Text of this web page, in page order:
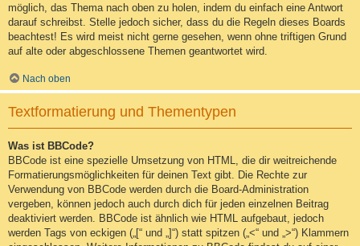
möglich, das Thema nach oben zu holen, indem du einfach eine Antwort
darauf schreibst. Stelle jedoch sicher, dass du die Regeln dieses Boards
beachtest! Es wird meist nicht gerne gesehen, wenn ohne triftigen Grund
auf alte oder abgeschlossene Themen geantwortet wird.
Nach oben
Textformatierung und Thementypen
Was ist BBCode?
BBCode ist eine spezielle Umsetzung von HTML, die dir weitreichende
Formatierungsmöglichkeiten für deinen Text gibt. Die Rechte zur
Verwendung von BBCode werden durch die Board-Administration
vergeben, können jedoch auch durch dich für jeden einzelnen Beitrag
deaktiviert werden. BBCode ist ähnlich wie HTML aufgebaut, jedoch
werden Tags von eckigen („[“ und „]“) statt spitzen („<“ und „>“) Klammern